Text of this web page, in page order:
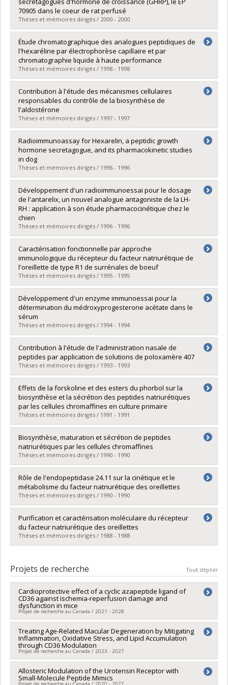
Diplôme obtenu :M. Sc.
Lien vers le document dans Papyrus
70905 dans le coeur de rat perfusé
Thèses et mémoires dirigés / 2000 - 2000
Diplômé(e) :Perreault, Audrey
Cycle :Maîtrise
Diplôme obtenu :M. Sc.
Lien vers le document dans Papyrus
Étude chromatographique des analogues peptidiques de
l'hexaréline par électrophorèse capillaire et par
chromatographie liquide à haute performance
Thèses et mémoires dirigés / 1998 - 1998
Diplômé(e) :Panoyan, Avedis
Cycle :Maîtrise
Diplôme obtenu :
Lien vers le document dans Papyrus
Contribution à l'étude des mécanismes cellulaires
responsables du contrôle de la biosynthèse de
l'aldostérone
Thèses et mémoires dirigés / 1997 - 1997
Diplômé(e) :Bodart, Véronique
Cycle :Doctorat
Diplôme obtenu :
Lien vers le document dans Papyrus
Radioimmunoassay for Hexarelin, a peptidic growth
hormone secretagogue, and its pharmacokinetic studies
in dog
Thèses et mémoires dirigés / 1996 - 1996
Diplômé(e) :Roumi, Marie
Cycle :Maîtrise
Diplôme obtenu :M. Sc.
Lien vers le document dans Papyrus
Développement d'un radioimmunoessai pour le dosage
de l'antarelix, un nouvel analogue antagoniste de la LH-
RH : application à son étude pharmacocinétique chez le
chien
Thèses et mémoires dirigés / 1996 - 1996
Diplômé(e) :Sorensen, Suzie
Cycle :Maîtrise
Diplôme obtenu :M. Sc.
Lien vers le document dans Papyrus
Caractérisation fonctionnelle par approche
immunologique du récepteur du facteur natriurétique de
l'oreillette de type R1 de surrénales de boeuf
Thèses et mémoires dirigés / 1995 - 1995
Diplômé(e) :Rondeau, Jean-Jacques
Cycle :Doctorat
Diplôme obtenu :
Lien vers le document dans Papyrus
Développement d'un enzyme immunoessai pour la
détermination du médroxyprogesterone acétate dans le
sérum
Thèses et mémoires dirigés / 1994 - 1994
Diplômé(e) :Kim, Ja Kyung
Cycle :Maîtrise
Diplôme obtenu :M. Sc.
Lien vers le document dans Papyrus
Contribution à l'étude de l'administration nasale de
peptides par application de solutions de poloxamère 407
Thèses et mémoires dirigés / 1993 - 1993
Diplômé(e) :Juhász, Julianna
Cycle :Doctorat
Diplôme obtenu :Ph. D.
Lien vers le document dans Papyrus
Effets de la forskoline et des esters du phorbol sur la
biosynthèse et la sécrétion des peptides natriurétiques
par les cellules chromaffines en culture primaire
Thèses et mémoires dirigés / 1991 - 1991
Diplômé(e) : Babinski, Kazimierz
Cycle :Maîtrise
Diplôme obtenu :M. Sc.
Lien vers le document dans Papyrus
Biosynthèse, maturation et sécrétion de peptides
natriurétiques par les cellules chromaffines
Thèses et mémoires dirigés / 1990 - 1990
Diplômé(e) :Nguyen, Tien-Tue
Cycle :Doctorat
Diplôme obtenu :Ph. D.
Lien vers le document dans Papyrus
Rôle de l'endopeptidase 24.11 sur la cinétique et le
métabolisme du facteur natriurétique des oreillettes
Thèses et mémoires dirigés / 1990 - 1990
Diplômé(e) :Marleau, Sylvie
Cycle :Doctorat
Diplôme obtenu :Ph. D.
Lien vers le document dans Papyrus
Purification et caractérisation moléculaire du récepteur
du facteur natriurétique des oreillettes
Thèses et mémoires dirigés / 1988 - 1988
Cycle : Doctorat
Diplôme obtenu :Ph. D.
Lien vers le document dans Papyrus
Projets de recherche Tout déplier
Cardioprotective effect of a cyclic azapeptide ligand of
CD36 against ischemia-reperfusion damage and
dysfunction in mice
Projet de recherche au Canada / 2021 - 2028
Chercheur principal : Sylvie Marleau
Co-chercheurs :Huy Ong,Simon-Pierre Gravel,André
Carpentier
Sources de financement :IRSC/Instituts de recherche en
santé du Canada
Programmes de subvention :PVXXXXXX-(PJT) Subvention
Treating Age-Related Macular Degeneration by Mitigating
Inflammation, Oxidative Stress, and Lipid Accumulation
through CD36 Modulation
Projet de recherche au Canada / 2023 - 2027
Sources de financement :IRSC/Instituts de recherche en
santé du Canada
Allosteric Modulation of the Urotensin Receptor with
Small-Molecule Peptide Mimics